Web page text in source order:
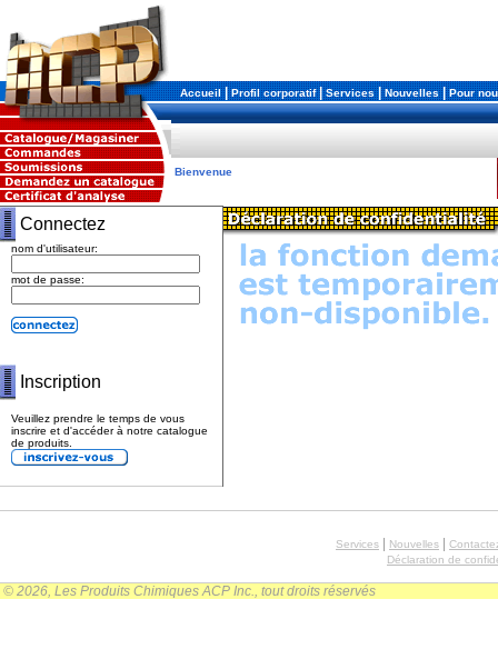
Accueil|Profil corporatif|Services|Nouvelles|Pour
Bienvenue
Connectez
nom d'utilisateur:
mot de passe:
Inscription
Veuillez prendre le temps de vous
inscrire et d'accéder à notre catalogue
de produits.
Services Nouvelles
Déclaration de
© 2026, Les Produits Chimiques ACP Inc., tout droits réservés